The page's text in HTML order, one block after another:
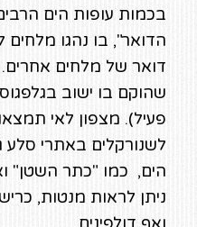
בכמות עופות הים
הדואר", בו נהגו
דואר של מלחים
שהוקם בו ישוב
פעיל). מצפון לאי
לשנורקלים באתרי
הים, כמו "כתר השטן"
ניתן לראות מנטות,